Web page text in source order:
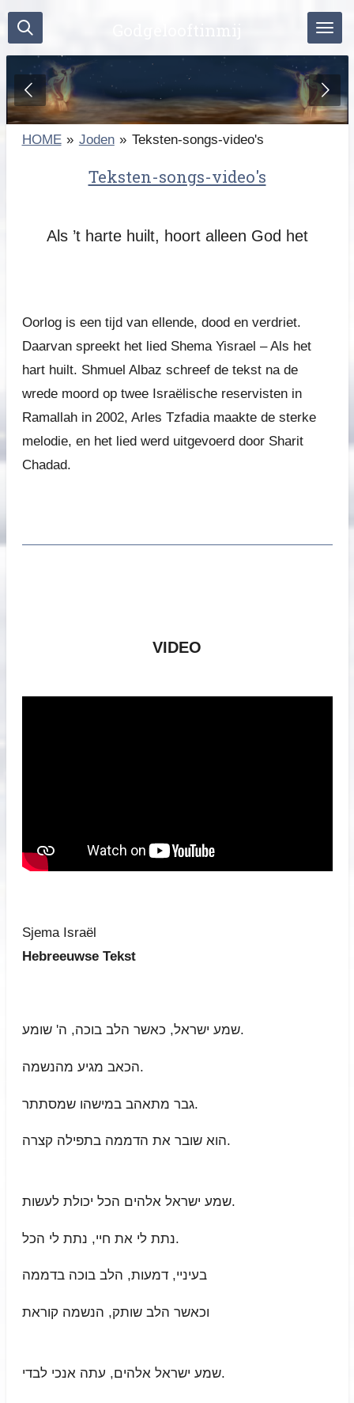
Ga
direct
naar
de
hoofdinhoud
HOME » Joden » Teksten-songs-video's
Teksten-songs-video's
Als ’t harte huilt, hoort alleen God het
Oorlog is een tijd van ellende, dood en verdriet.
Daarvan spreekt het lied Shema Yisrael – Als het
hart huilt. Shmuel Albaz schreef de tekst na de
wrede moord op twee Israëlische reservisten in
Ramallah in 2002, Arles Tzfadia maakte de sterke
melodie, en het lied werd uitgevoerd door Sharit
Chadad.
VIDEO
Sjema Israël
Hebreeuwse Tekst
שמע ישראל, כאשר הלב בוכה, ה' שומע.
הכאב מגיע מהנשמה.
גבר מתאהב במישהו שמסתתר.
הוא שובר את הדממה בתפילה קצרה.
שמע ישראל אלהים הכל יכולת לעשות.
נתת לי את חיי, נתת לי הכל.
בעיניי, דמעות, הלב בוכה בדממה
וכאשר הלב שותק, הנשמה קוראת
שמע ישראל אלהים, עתה אנכי לבדי.